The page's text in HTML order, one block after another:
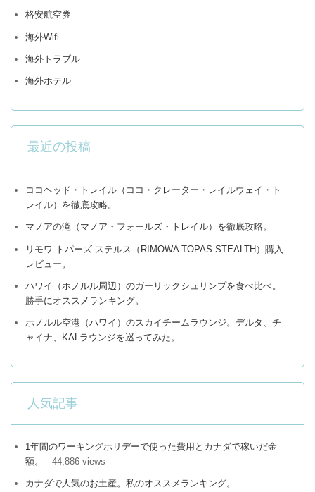
格安航空券
海外Wifi
海外トラブル
海外ホテル
最近の投稿
ココヘッド・トレイル（ココ・クレーター・レイルウェイ・ト
レイル）を徹底攻略。
マノアの滝（マノア・フォールズ・トレイル）を徹底攻略。
リモワ トパーズ ステルス（RIMOWA TOPAS STEALTH）購入
レビュー。
ハワイ（ホノルル周辺）のガーリックシュリンプを食べ比べ。
勝手にオススメランキング。
ホノルル空港（ハワイ）のスカイチームラウンジ。デルタ、チ
ャイナ、KALラウンジを巡ってみた。
人気記事
1年間のワーキングホリデーで使った費用とカナダで稼いだ金
額。
- 44,886 views
カナダで人気のお土産。私のオススメランキング。
-